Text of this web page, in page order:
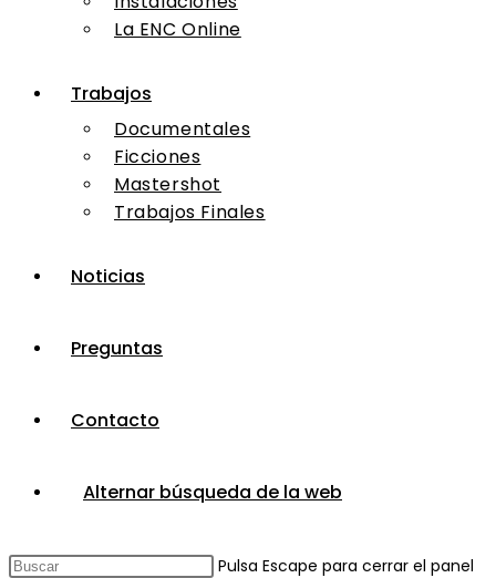
La ENC Online
Trabajos
Documentales
Ficciones
Mastershot
Trabajos Finales
Noticias
Preguntas
Contacto
Alternar búsqueda de la web
Pulsa Escape para cerrar el panel